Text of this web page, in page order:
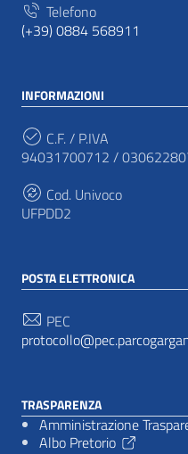
Telefono
(+39) 0884 568911
INFORMAZIONI
C.F. / P.IVA
94031700712 /
Cod. Univoco
UFPDD2
POSTA ELETTRONICA
PEC
TRASPARENZA
Amministrazione
Albo Pretorio